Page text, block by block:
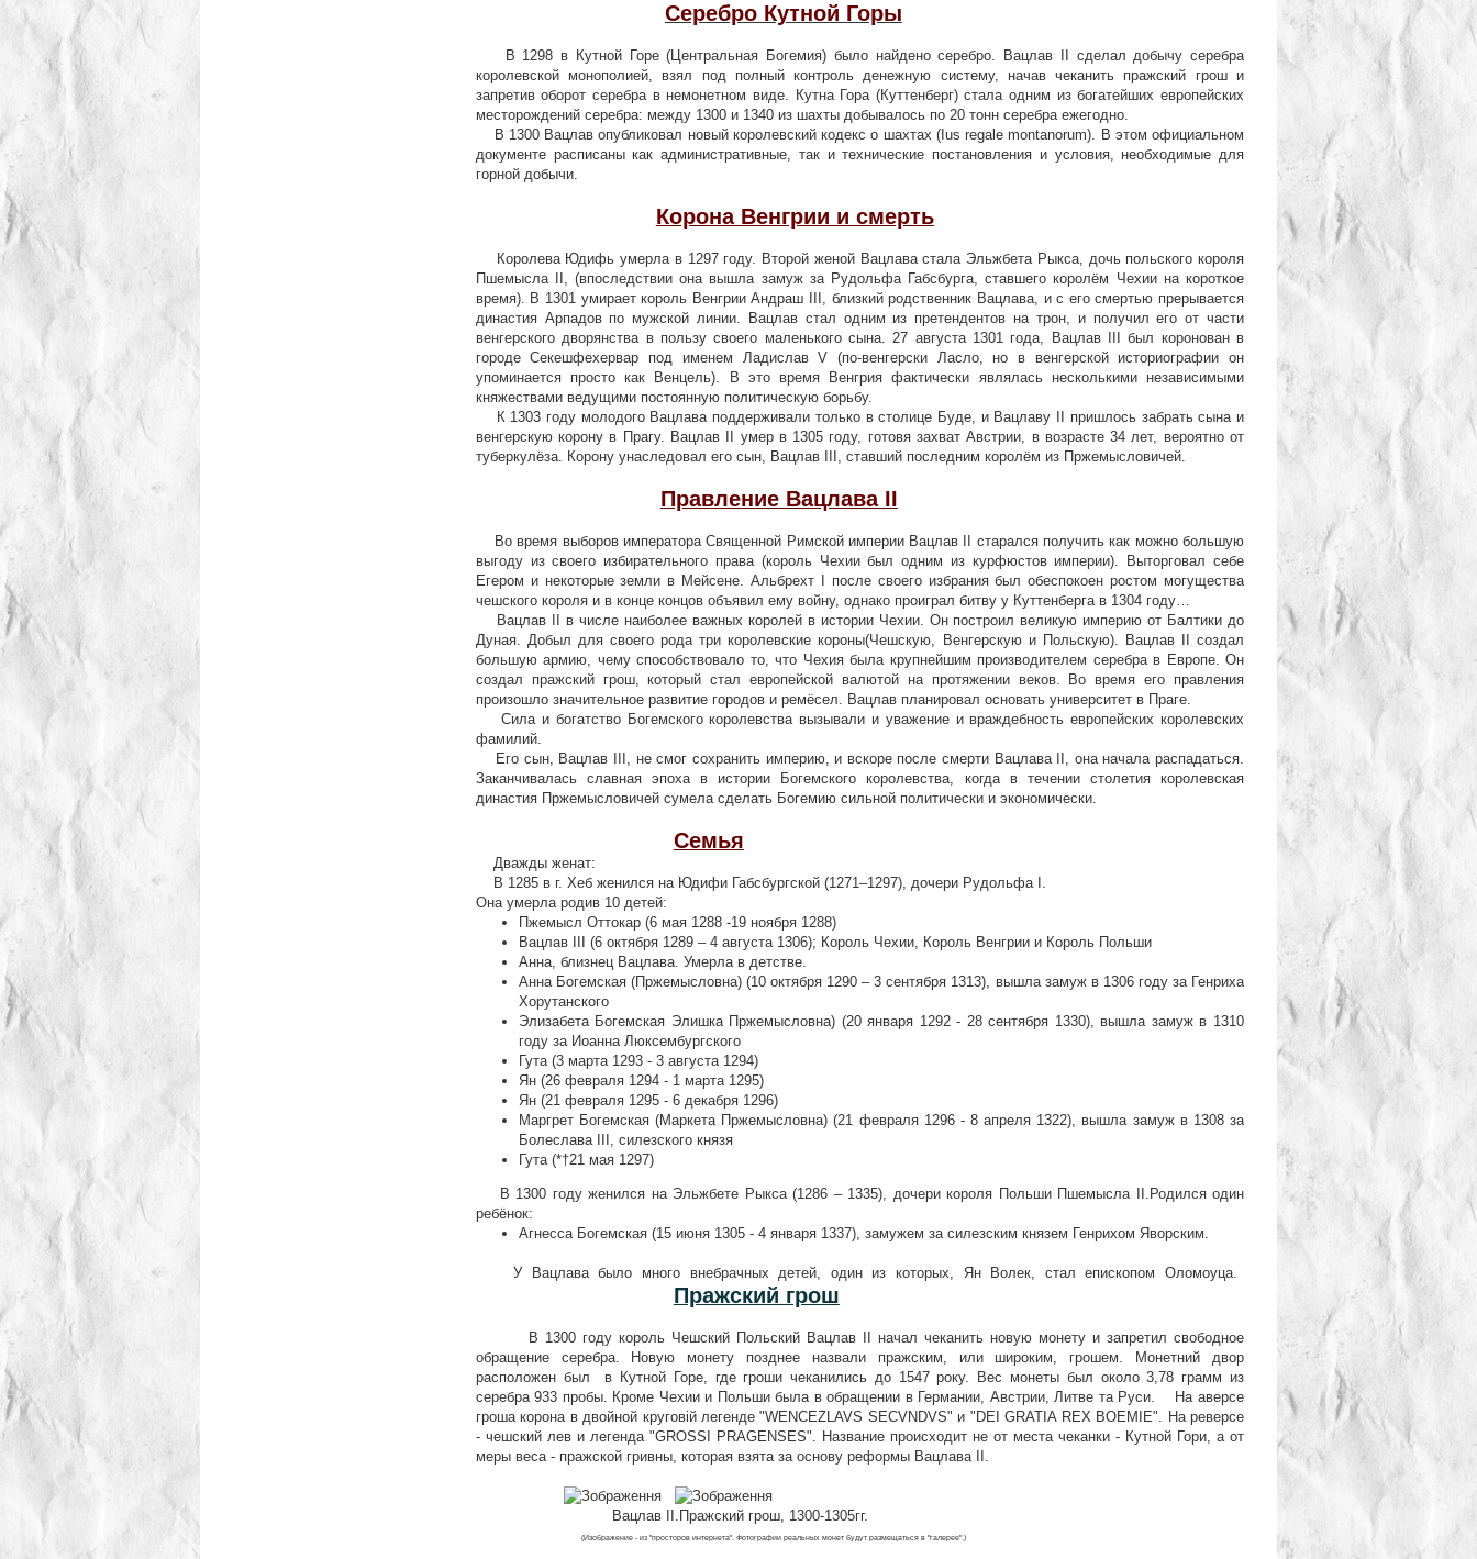
Серебро Кутной Горы
В 1298 в Кутной Горе (Центральная Богемия) было найдено серебро. Вацлав ІІ сделал добычу серебра
королевской монополией, взял под полный контроль денежную систему, начав чеканить пражский грош и
запретив оборот серебра в немонетном виде. Кутна Гора (Куттенберг) стала одним из богатейших европейских
месторождений серебра: между 1300 и 1340 из шахты добывалось по 20 тонн серебра ежегодно.
В 1300 Вацлав опубликовал новый королевский кодекс о шахтах (Ius regale montanorum). В этом официальном
документе расписаны как административные, так и технические постановления и условия, необходимые для
горной добычи.
Корона Венгрии и смерть
Королева Юдифь умерла в 1297 году. Второй женой Вацлава стала Эльжбета Рыкса, дочь польского короля
Пшемысла II, (впоследствии она вышла замуж за Рудольфа Габсбурга, ставшего королём Чехии на короткое
время). В 1301 умирает король Венгрии Андраш III, близкий родственник Вацлава, и с его смертью прерывается
династия Арпадов по мужской линии. Вацлав стал одним из претендентов на трон, и получил его от части
венгерского дворянства в пользу своего маленького сына. 27 августа 1301 года, Вацлав III был коронован в
городе Секешфехервар под именем Ладислав V (по-венгерски Ласло, но в венгерской историографии он
упоминается просто как Венцель). В это время Венгрия фактически являлась несколькими независимыми
княжествами ведущими постоянную политическую борьбу.
К 1303 году молодого Вацлава поддерживали только в столице Буде, и Вацлаву II пришлось забрать сына и
венгерскую корону в Прагу. Вацлав II умер в 1305 году, готовя захват Австрии, в возрасте 34 лет, вероятно от
туберкулёза. Корону унаследовал его сын, Вацлав III, ставший последним королём из Пржемысловичей.
Правление Вацлава II
Во время выборов императора Священной Римской империи Вацлав ІІ старался получить как можно большую
выгоду из своего избирательного права (король Чехии был одним из курфюстов империи). Выторговал себе
Егером и некоторые земли в Мейсене. Альбрехт I после своего избрания был обеспокоен ростом могущества
чешского короля и в конце концов объявил ему войну, однако проиграл битву у Куттенберга в 1304 году…
Вацлав II в числе наиболее важных королей в истории Чехии. Он построил великую империю от Балтики до
Дуная. Добыл для своего рода три королевские короны(Чешскую, Венгерскую и Польскую). Вацлав II создал
большую армию, чему способствовало то, что Чехия была крупнейшим производителем серебра в Европе. Он
создал пражский грош, который стал европейской валютой на протяжении веков. Во время его правления
произошло значительное развитие городов и ремёсел. Вацлав планировал основать университет в Праге.
Сила и богатство Богемского королевства вызывали и уважение и враждебность европейских королевских
фамилий.
Его сын, Вацлав III, не смог сохранить империю, и вскоре после смерти Вацлава II, она начала распадаться.
Заканчивалась славная эпоха в истории Богемского королевства, когда в течении столетия королевская
династия Пржемысловичей сумела сделать Богемию сильной политически и экономически.
Семья
Дважды женат:
В 1285 в г. Хеб женился на Юдифи Габсбургской (1271–1297), дочери Рудольфа I.
Она умерла родив 10 детей:
Пжемысл Оттокар (6 мая 1288 -19 ноября 1288)
Вацлав III (6 октября 1289 – 4 августа 1306); Король Чехии, Король Венгрии и Король Польши
Анна, близнец Вацлава. Умерла в детстве.
Анна Богемская (Пржемысловна) (10 октября 1290 – 3 сентября 1313), вышла замуж в 1306 году за Генриха
Хорутанского
Элизабета Богемская Элишка Пржемысловна) (20 января 1292 - 28 сентября 1330), вышла замуж в 1310
году за Иоанна Люксембургского
Гута (3 марта 1293 - 3 августа 1294)
Ян (26 февраля 1294 - 1 марта 1295)
Ян (21 февраля 1295 - 6 декабря 1296)
Маргрет Богемская (Маркета Пржемысловна) (21 февраля 1296 - 8 апреля 1322), вышла замуж в 1308 за
Болеслава III, силезского князя
Гута (*†21 мая 1297)
В 1300 году женился на Эльжбете Рыкса (1286 – 1335), дочери короля Польши Пшемысла II.Родился один
ребёнок:
Агнесса Богемская (15 июня 1305 - 4 января 1337), замужем за силезским князем Генрихом Яворским.
У Вацлава было много внебрачных детей, один из которых, Ян Волек, стал епископом Оломоуца.
Пражский грош
В 1300 году король Чешский Польский Вацлав II начал чеканить новую монету и запретил свободное
обращение серебра. Новую монету позднее назвали пражским, или широким, грошем. Монетний двор
расположен был в Кутной Горе, где гроши чеканились до 1547 року. Вес монеты был около 3,78 грамм из
серебра 933 пробы. Кроме Чехии и Польши была в обращении в Германии, Австрии, Литве та Руси. На аверсе
гроша корона в двойной круговій легенде "WENCEZLAVS SECVNDVS" и "DEI GRATIA REX BOEMIE". На реверсе
- чешский лев и легенда "GROSSI PRAGENSES". Название происходит не от места чеканки - Кутной Гори, а от
меры веса - пражской гривны, которая взята за основу реформы Вацлава II.
Вацлав ІІ.Пражский грош, 1300-1305гг.
(Изображение - из "просторов интернета". Фотографии реальных монет будут размещаться в "галерее".)